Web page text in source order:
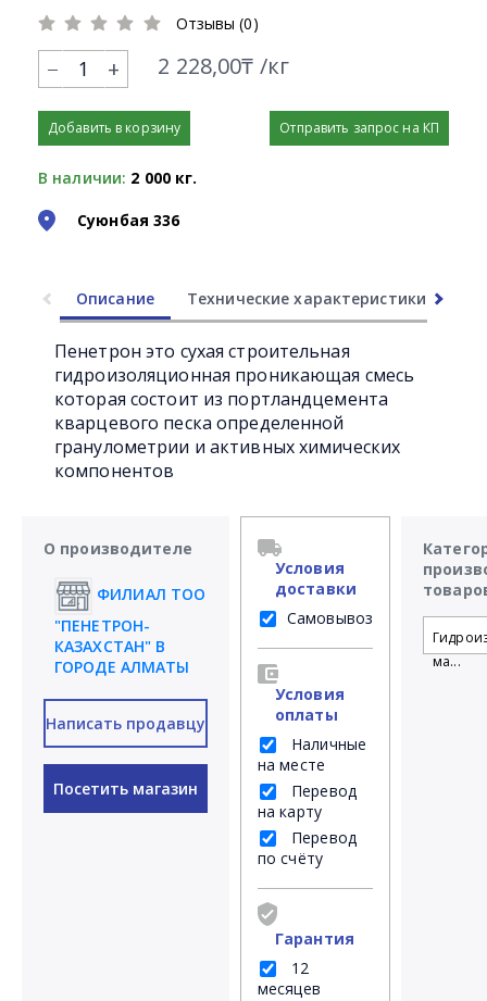
Отзывы (0)
+ 2 228,00₸ /кг
Добавить в корзину Отправить запрос на КП
В наличии: 2 000 кг.
Суюнбая 336
Описание Технические характеристики
Пенетрон это сухая строительная
гидроизоляционная проникающая смесь
которая состоит из портландцемента
кварцевого песка определенной
гранулометрии и активных химических
компонентов
О производителе
ФИЛИАЛ ТОО
"ПЕНЕТРОН-
КАЗАХСТАН" В
ГОРОДЕ АЛМАТЫ
Написать продавцу
Посетить магазин
Условия
доставки
Самовывоз
Условия
оплаты
Наличные
на месте
Перевод
на карту
Перевод
по счёту
Гарантия
12
месяцев
ма...